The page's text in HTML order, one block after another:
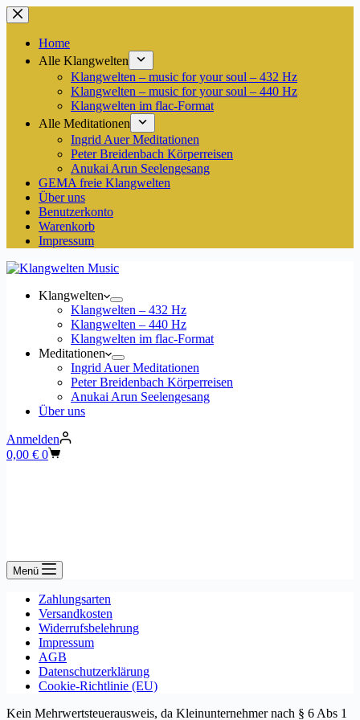
Zum
Inhalt
springenHome
Alle Klangwelten
Klangwelten – music for your soul – 432 Hz
Klangwelten – music for your soul – 440 Hz
Klangwelten im flac-Format
Alle Meditationen
Ingrid Auer Meditationen
Peter Breidenbach Körperreisen
Anukai Arun Seelengesang
GEMA freie Klangwelten
Über uns
Benutzerkonto
Warenkorb
Impressum
Klangwelten
Klangwelten – 432 Hz
Klangwelten – 440 Hz
Klangwelten im flac-Format
Meditationen
Ingrid Auer Meditationen
Peter Breidenbach Körperreisen
Anukai Arun Seelengesang
Über uns
Anmelden
Warenkorb
0,00 € 0
Menü
Zahlungsarten
Versandkosten
Widerrufsbelehrung
Impressum
AGB
Datenschutzerklärung
Cookie-Richtlinie (EU)
Kein Mehrwertsteuerausweis, da Kleinunternehmer nach § 6 Abs 1